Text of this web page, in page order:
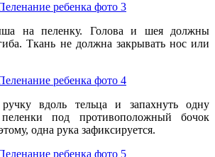
на пеленку. Голова и шея должны
Ткань не должна закрывать нос или
вдоль тельца и запахнуть одну
под противоположный бочок
одна рука зафиксируется.